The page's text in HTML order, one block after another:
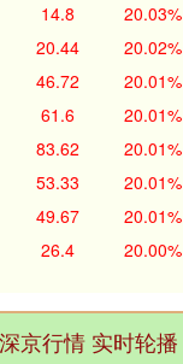
14.8 20.03%
20.44 20.02%
46.72 20.01%
61.6 20.01%
83.62 20.01%
53.33 20.01%
49.67 20.01%
26.4 20.00%
京行情 实时轮播